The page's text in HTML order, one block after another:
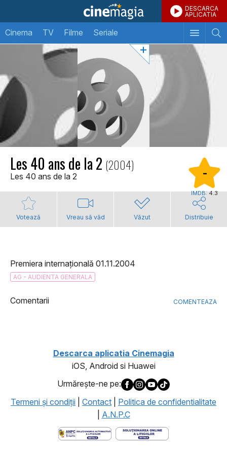
DESCARCA
APLICATIA
Cinema TV Filme Seriale
Les 40 ans de la 2 (2004)
Les 40 ans de la 2 -
IMDB:4.3
Votează Vreau să văd Văzut Distribuie
Premiera internațională 01.11.2004
AG - AUDIENTA GENERALA
Comentarii COMENTEAZA
Descarca aplicatia Cinemagia
iOS, Android si Huawei
Urmăreşte-ne pe:
Termeni şi condiţii
Contact
Politica de confidentialitate
A.N.P.C